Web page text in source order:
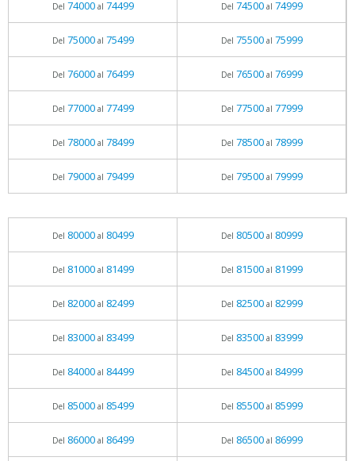
Del 74000al 74499 Del 74500al 74999
Del 75000al 75499 Del 75500al 75999
Del 76000al 76499 Del 76500al 76999
Del 77000al 77499 Del 77500al 77999
Del 78000al 78499 Del 78500al 78999
Del 79000al 79499 Del 79500al 79999
Del 80000al 80499 Del 80500al 80999
Del 81000al 81499 Del 81500al 81999
Del 82000al 82499 Del 82500al 82999
Del 83000al 83499 Del 83500al 83999
Del 84000al 84499 Del 84500al 84999
Del 85000al 85499 Del 85500al 85999
Del 86000al 86499 Del 86500al 86999